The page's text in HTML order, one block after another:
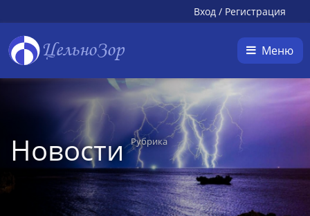
Вход / Регистрация
ЦельноЗор Меню
НовостиРубрика